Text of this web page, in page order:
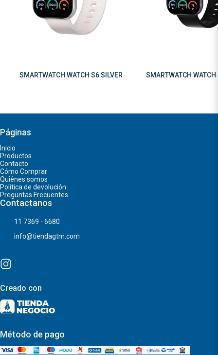
SMARTWATCH WATCH S6 SILVER SMARTWATCH WATCH
Páginas
Inicio
Productos
Contacto
Cómo Comprar
Quiénes somos
Política de devolución
Preguntas Frecuentes
Contactanos
11 7369 - 6680
info@tiendagtm.com
Creado con
Método de pago